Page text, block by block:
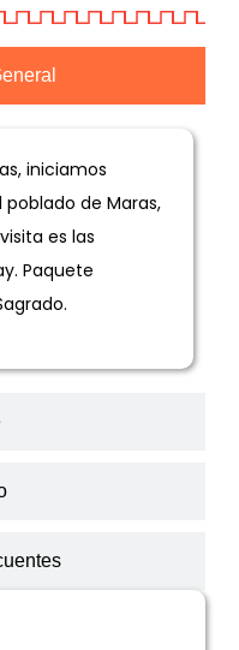
iniciamos
de Maras,
es las
Paquete